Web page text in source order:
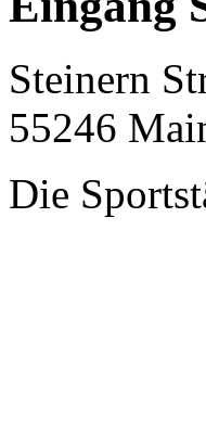
Steinern
55246
Die